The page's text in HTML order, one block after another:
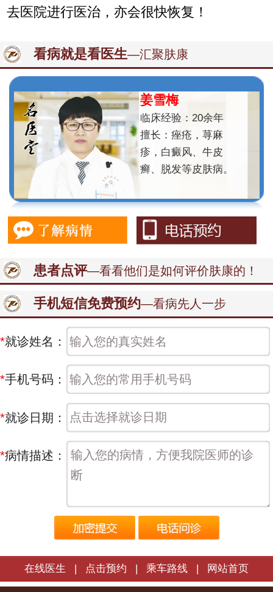
去医院进行医治，亦会很快恢复！
看病就是看医生—汇聚肤康
姜雪梅
临床经验：20余年
擅长：痤疮，荨麻
疹，白癜风、牛皮
癣、脱发等皮肤病。
患者点评—看看他们是如何评价肤康的！
手机短信免费预约—看病先人一步
*就诊姓名：
*手机号码：
*就诊日期：
*病情描述：
在线医生 | 点击预约 | 乘车路线 | 网站首页